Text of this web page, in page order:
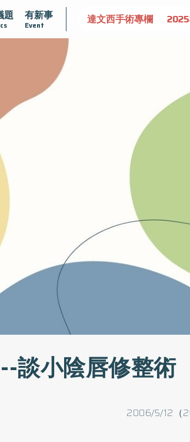
題 有新事
Event
達文西手術專欄 2025植牙指南 漸凍
談小陰唇修整術
2006/5/12（